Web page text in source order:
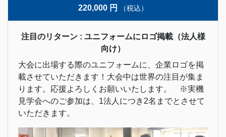
220,000 円 （税込）
注目のリターン : ユニフォームにロゴ掲載（法人様
向け）
大会に出場する際のユニフォームに、企業ロゴを掲
載させていただきます！大会中は世界の注目が集ま
ります。応援よろしくお願いいたします。 ※実機
見学会へのご参加は、1法人につき2名までとさせて
いただきます。